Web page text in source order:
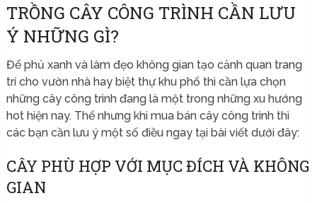
TRỒNG CÂY CÔNG TRÌNH CẦN LƯU
Ý NHỮNG GÌ?
Để phủ xanh và làm đẹo không gian tạo cảnh quan trang
trí cho vườn nhà hay biệt thự khu phố thì cần lựa chọn
những cây công trình đang là một trong những xu hướng
hot hiện nay. Thế nhưng khi mua bán cây công trình thì
các bạn cần lưu ý một số điều ngay tại bài viết dưới đây:
CÂY PHÙ HỢP VỚI MỤC ĐÍCH VÀ KHÔNG
GIAN